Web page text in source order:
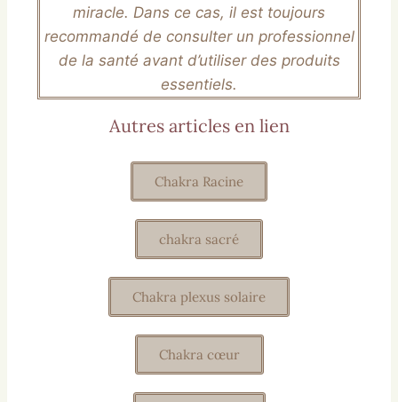
miracle. Dans ce cas, il est toujours
recommandé de consulter un professionnel
de la santé avant d’utiliser des produits
essentiels.
Autres articles en lien
Chakra Racine
chakra sacré
Chakra plexus solaire
Chakra cœur